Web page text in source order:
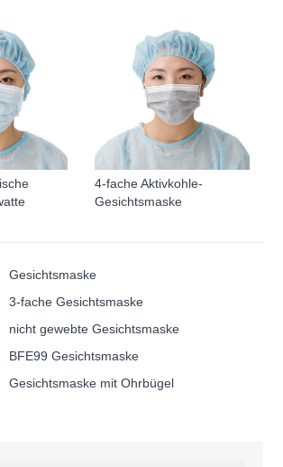
4-fache Aktivkohle-
Gesichtsmaske
Gesichtsmaske
3-fache Gesichtsmaske
nicht gewebte Gesichtsmaske
BFE99 Gesichtsmaske
Gesichtsmaske mit Ohrbügel